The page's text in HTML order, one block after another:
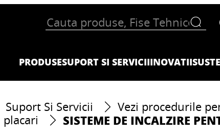
PRODUSESUPORT SI SERVICIIINOVATII
Suport Si Servicii
Vezi procedurile
SISTEME DE INCALZIRE